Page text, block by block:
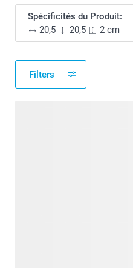
Spécificités du Produit:
20,5
20,5 2 cm
Filters